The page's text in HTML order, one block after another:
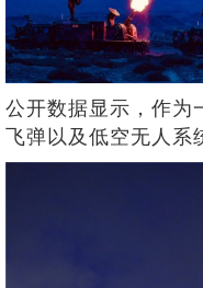
公开数据显示，作为
飞弹以及低空无人系